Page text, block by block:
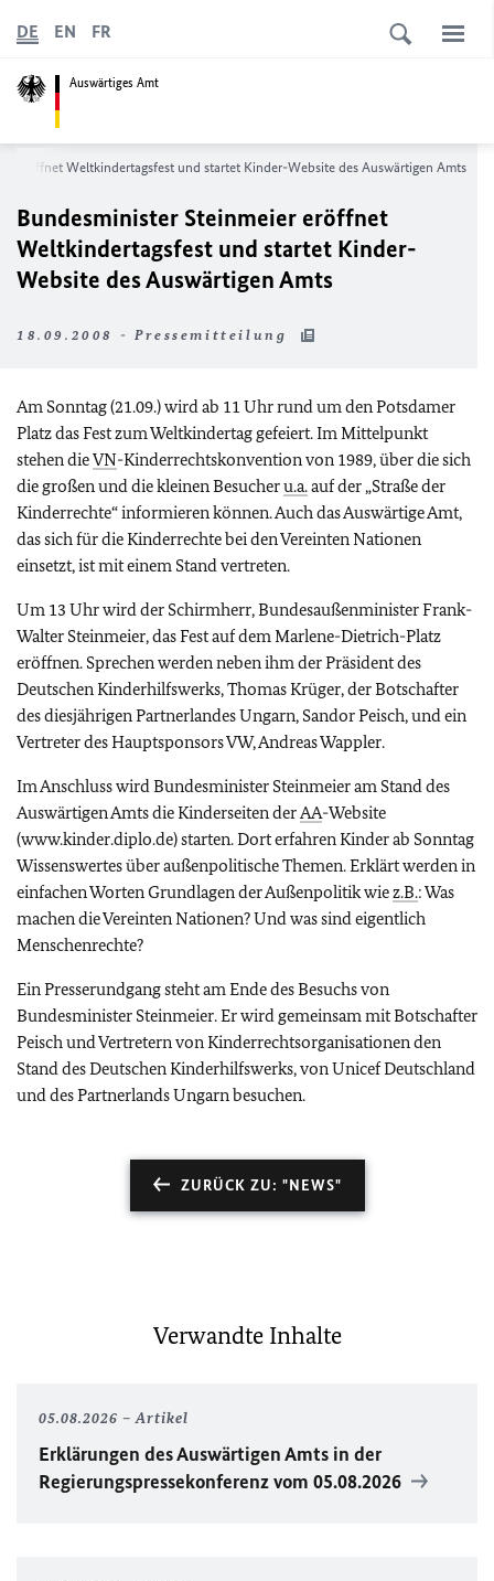
Auswärtiges Amt
DE EN FR
eröffnet Weltkindertagsfest und startet Kinder-Website des Auswärtigen Amts
Bundesminister Steinmeier eröffnet
Weltkindertagsfest und startet Kinder-
Website des Auswärtigen Amts
18.09.2008 - Pressemitteilung
Am Sonntag (21.09.) wird ab 11 Uhr rund um den Potsdamer
Platz das Fest zum Weltkindertag gefeiert. Im Mittelpunkt
stehen dieVN-Kinderrechtskonvention von 1989, über die sich
die großen und die kleinen Besucheru.a.auf der „Straße der
Kinderrechte“ informieren können. Auch das Auswärtige Amt,
das sich für die Kinderrechte bei den Vereinten Nationen
einsetzt, ist mit einem Stand vertreten.
Um 13 Uhr wird der Schirmherr, Bundesaußenminister Frank-
Walter Steinmeier, das Fest auf dem Marlene-Dietrich-Platz
eröffnen. Sprechen werden neben ihm der Präsident des
Deutschen Kinderhilfswerks, Thomas Krüger, der Botschafter
des diesjährigen Partnerlandes Ungarn, Sandor Peisch, und ein
Vertreter des Hauptsponsors VW, Andreas Wappler.
Im Anschluss wird Bundesminister Steinmeier am Stand des
Auswärtigen Amts die Kinderseiten derAA-Website
(www.kinder.diplo.de) starten. Dort erfahren Kinder ab Sonntag
Wissenswertes über außenpolitische Themen. Erklärt werden in
einfachen Worten Grundlagen der Außenpolitik wiez.B.: Was
machen die Vereinten Nationen? Und was sind eigentlich
Menschenrechte?
Ein Presserundgang steht am Ende des Besuchs von
Bundesminister Steinmeier. Er wird gemeinsam mit Botschafter
Peisch und Vertretern von Kinderrechtsorganisationen den
Stand des Deutschen Kinderhilfswerks, von Unicef Deutschland
und des Partnerlands Ungarn besuchen.
ZURÜCK ZU: "NEWS"
Verwandte Inhalte
05.08.2026 Artikel
Erklärungen des Auswärtigen Amts in der
Regierungspressekonferenz vom 05.08.2026